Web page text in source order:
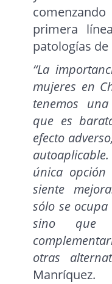
primera
patologías
“La
mujeres en
tenemos
que es
efecto
única
siente
sólo se
sino que
otras
Manríquez.